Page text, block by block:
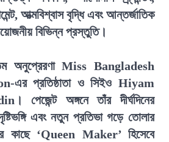
আত্মবিশ্বাস বৃদ্ধি এবং আন্তর্জাতিক
বিভিন্ন প্রস্তুতি।
অনুপ্রেরণা Miss Bangladesh
এর প্রতিষ্ঠাতা ও সিইও Hiyam
পেজেন্ট অঙ্গনে তাঁর দীর্ঘদিনের
এবং নতুন প্রতিভা গড়ে তোলার
কাছে ‘Queen Maker’ হিসেবে